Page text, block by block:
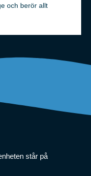
och berör allt
står på